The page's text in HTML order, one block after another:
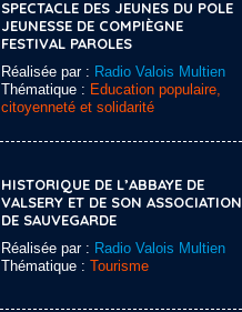
SPECTACLE DES JEUNES DU POLE
JEUNESSE DE COMPIÈGNE
FESTIVAL PAROLES
Réalisée par : Radio Valois Multien
Thématique : Education populaire,
citoyenneté et solidarité
HISTORIQUE DE L’ABBAYE DE
VALSERY ET DE SON ASSOCIATION
DE SAUVEGARDE
Réalisée par : Radio Valois Multien
Thématique : Tourisme